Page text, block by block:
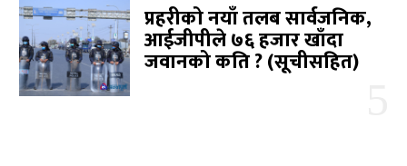
प्रहरीको नयाँ तलब सार्वजनिक,
आईजीपीले ७६ हजार खाँदा
जवानको कति ? (सूचीसहित)